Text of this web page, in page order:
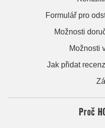
Formulář pro
Možnosti
Možnosti
Jak přidat
Proč